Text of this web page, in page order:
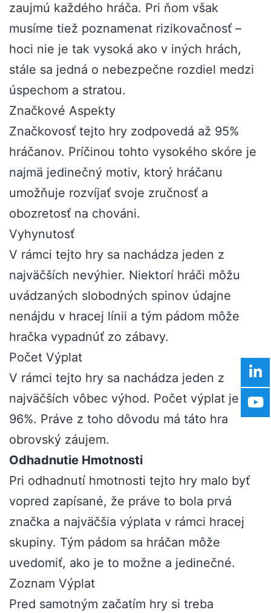
zaujmú každého hráča. Pri ňom však
musíme tiež poznamenat rizikovačnosť –
hoci nie je tak vysoká ako v iných hrách,
stále sa jedná o nebezpečne rozdiel medzi
úspechom a stratou.
Značkové Aspekty
Značkovosť tejto hry zodpovedá až 95%
hráčanov. Príčinou tohto vysokého skóre je
najmä jedinečný motiv, ktorý hráčanu
umožňuje rozvíjať svoje zručnosť a
obozretosť na chováni.
Vyhynutosť
V rámci tejto hry sa nachádza jeden z
najväčších nevýhier. Niektorí hráči môžu
uvádzaných slobodných spinov údajne
nenájdu v hracej línii a tým pádom môže
hračka vypadnúť zo zábavy.
Počet Výplat
V rámci tejto hry sa nachádza jeden z
najväčších vôbec výhod. Počet výplat je až
96%. Práve z toho dôvodu má táto hra
obrovský záujem.
Odhadnutie Hmotnosti
Pri odhadnutí hmotnosti tejto hry malo byť
vopred zapísané, že práve to bola prvá
značka a najväčšia výplata v rámci hracej
skupiny. Tým pádom sa hráčan môže
uvedomiť, ako je to možne a jedinečné.
Zoznam Výplat
Pred samotným začatím hry si treba